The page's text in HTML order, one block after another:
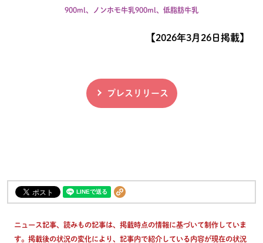
900ml、ノンホモ牛乳900ml、低脂肪牛乳
【2026年3月26日掲載】
プレスリリース
ニュース記事、読みもの記事は、掲載時点の情報に基づいて制作していま
す。掲載後の状況の変化により、記事内で紹介している内容が現在の状況